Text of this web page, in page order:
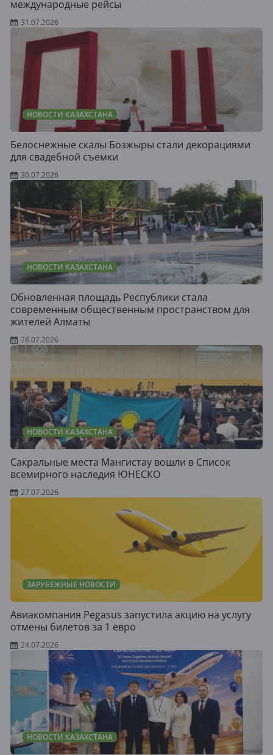
международные рейсы
31.07.2026
НОВОСТИ КАЗАХСТАНА
Белоснежные скалы Бозжыры стали декорациями
для свадебной съемки
30.07.2026
НОВОСТИ КАЗАХСТАНА
Обновленная площадь Республики стала
современным общественным пространством для
жителей Алматы
28.07.2026
НОВОСТИ КАЗАХСТАНА
Сакральные места Мангистау вошли в Список
всемирного наследия ЮНЕСКО
27.07.2026
ЗАРУБЕЖНЫЕ НОВОСТИ
Авиакомпания Pegasus запустила акцию на услугу
отмены билетов за 1 евро
24.07.2026
НОВОСТИ КАЗАХСТАНА